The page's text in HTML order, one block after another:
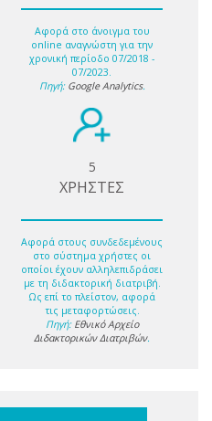
Αφορά στο άνοιγμα του
online αναγνώστη για την
χρονική περίοδο 07/2018 -
07/2023.
Πηγή: Google Analytics.
5
ΧΡΗΣΤΕΣ
Αφορά στους συνδεδεμένους
στο σύστημα χρήστες οι
οποίοι έχουν αλληλεπιδράσει
με τη διδακτορική διατριβή.
Ως επί το πλείστον, αφορά
τις μεταφορτώσεις.
Πηγή: Εθνικό Αρχείο
Διδακτορικών Διατριβών.